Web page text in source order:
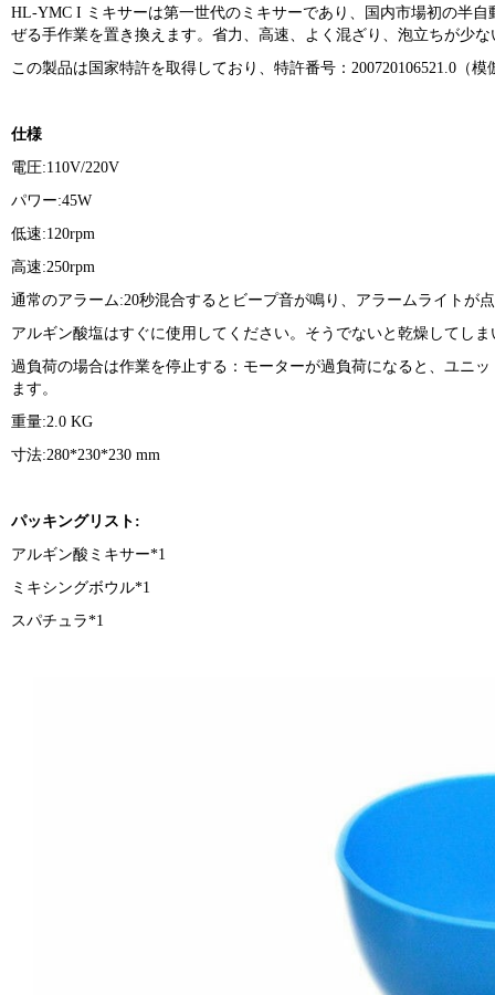
HL-YMC I ミキサーは第一世代のミキサーであり、国内市場初の半
ぜる手作業を置き換えます。省力、高速、よく混ざり、泡立ちが少
この製品は国家特許を取得しており、特許番号：200720106521.0（
仕様
電圧:110V/220V
パワー:45W
低速:120rpm
高速:250rpm
通常のアラーム:20秒混合するとビープ音が鳴り、アラームライトが
アルギン酸塩はすぐに使用してください。そうでないと乾燥してしま
過負荷の場合は作業を停止する：モーターが過負荷になると、ユニ
ます。
重量:2.0 KG
寸法:280*230*230 mm
パッキングリスト:
アルギン酸ミキサー*1
ミキシングボウル*1
スパチュラ*1